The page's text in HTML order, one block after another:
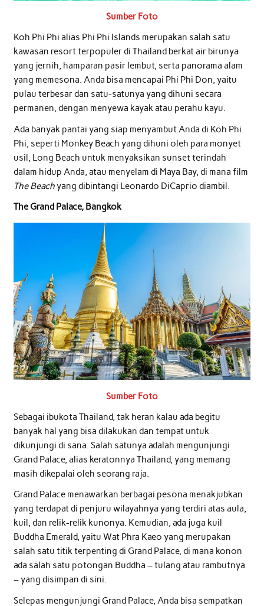
Sumber Foto
Koh Phi Phi alias Phi Phi Islands merupakan salah satu
kawasan resort terpopuler di Thailand berkat air birunya
yang jernih, hamparan pasir lembut, serta panorama alam
yang memesona. Anda bisa mencapai Phi Phi Don, yaitu
pulau terbesar dan satu-satunya yang dihuni secara
permanen, dengan menyewa kayak atau perahu kayu.
Ada banyak pantai yang siap menyambut Anda di Koh Phi
Phi, seperti Monkey Beach yang dihuni oleh para monyet
usil, Long Beach untuk menyaksikan sunset terindah
dalam hidup Anda, atau menyelam di Maya Bay, di mana film
The Beachyang dibintangi Leonardo DiCaprio diambil.
The Grand Palace, Bangkok
Sumber Foto
Sebagai ibukota Thailand, tak heran kalau ada begitu
banyak hal yang bisa dilakukan dan tempat untuk
dikunjungi di sana. Salah satunya adalah mengunjungi
Grand Palace, alias keratonnya Thailand, yang memang
masih dikepalai oleh seorang raja.
Grand Palace menawarkan berbagai pesona menakjubkan
yang terdapat di penjuru wilayahnya yang terdiri atas aula,
kuil, dan relik-relik kunonya. Kemudian, ada juga kuil
Buddha Emerald, yaitu Wat Phra Kaeo yang merupakan
salah satu titik terpenting di Grand Palace, di mana konon
ada salah satu potongan Buddha – tulang atau rambutnya
– yang disimpan di sini.
Selepas mengunjungi Grand Palace, Anda bisa sempatkan